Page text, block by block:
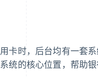
卡时，后台均有一套
统的核心位置，帮助